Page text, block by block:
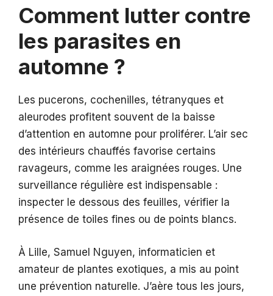
Comment lutter contre
les parasites en
automne ?
Les pucerons, cochenilles, tétranyques et
aleurodes profitent souvent de la baisse
d’attention en automne pour proliférer. L’air sec
des intérieurs chauffés favorise certains
ravageurs, comme les araignées rouges. Une
surveillance régulière est indispensable :
inspecter le dessous des feuilles, vérifier la
présence de toiles fines ou de points blancs.
À Lille, Samuel Nguyen, informaticien et
amateur de plantes exotiques, a mis au point
une prévention naturelle. J’aère tous les jours,